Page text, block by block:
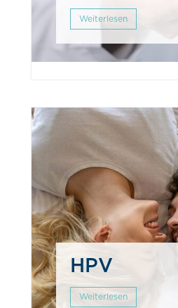
Weiterlesen
HPV
Weiterlesen